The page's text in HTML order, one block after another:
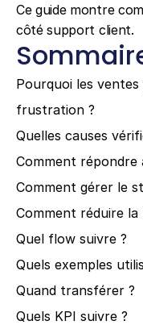
Ce guide montre
côté support client.
Pourquoi les
frustration ?
Quelles causes
Comment répondre
Comment gérer le
Comment réduire la
Quel flow suivre ?
Quels exemples
Quand transférer ?
Quels KPI suivre ?